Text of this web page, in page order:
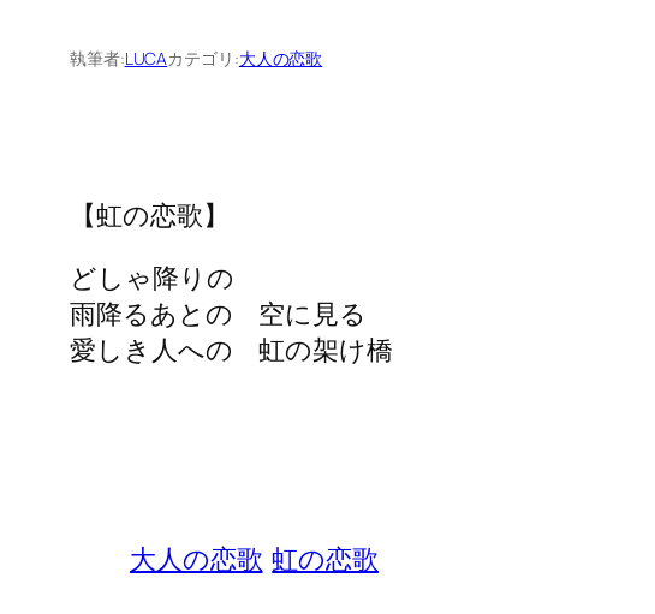
執筆者:LUCAカテゴリ:大人の恋歌
【虹の恋歌】
どしゃ降りの
雨降るあとの 空に見る
愛しき人への 虹の架け橋
大人の恋歌 虹の恋歌